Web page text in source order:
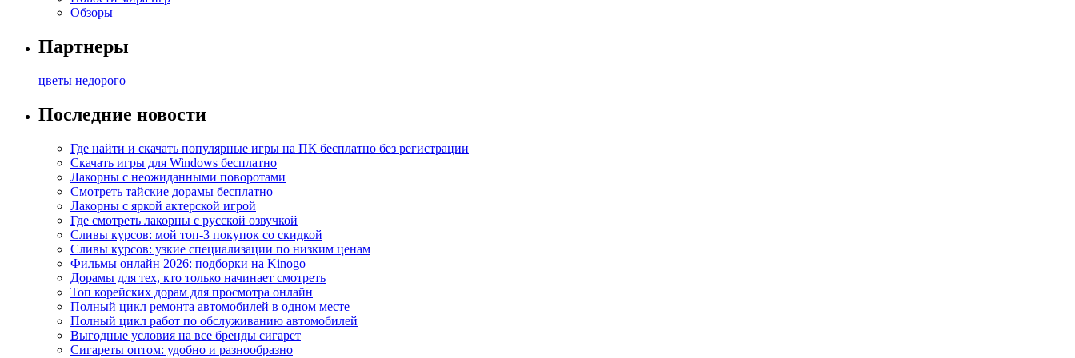
Обзоры
Партнеры
цветы недорого
Последние новости
Где найти и скачать популярные игры на ПК бесплатно без регистрации
Скачать игры для Windows бесплатно
Лакорны с неожиданными поворотами
Смотреть тайские дорамы бесплатно
Лакорны с яркой актерской игрой
Где смотреть лакорны с русской озвучкой
Сливы курсов: мой топ-3 покупок со скидкой
Сливы курсов: узкие специализации по низким ценам
Фильмы онлайн 2026: подборки на Kinogo
Дорамы для тех, кто только начинает смотреть
Топ корейских дорам для просмотра онлайн
Полный цикл ремонта автомобилей в одном месте
Полный цикл работ по обслуживанию автомобилей
Выгодные условия на все бренды сигарет
Сигареты оптом: удобно и разнообразно